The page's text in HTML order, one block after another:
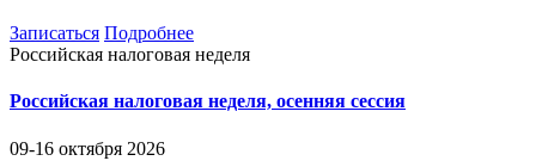
Записаться Подробнее
Российская налоговая неделя
Российская налоговая неделя, осенняя сессия
09-16 октября 2026